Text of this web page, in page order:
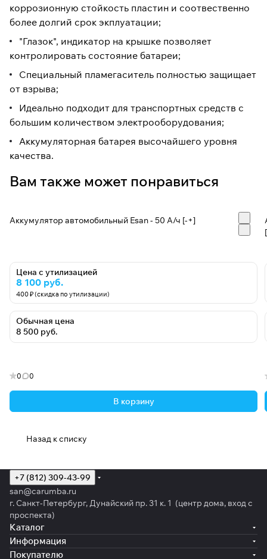
коррозионную стойкость пластин и соотвественно
более долгий срок экплуатации;
"Глазок", индикатор на крышке позволяет
контролировать состояние батареи;
Специальный пламегаситель полностью защищает
от взрыва;
Идеально подходит для транспортных средств с
большим количеством электрооборудования;
Аккумуляторная батарея высочайшего уровня
качества.
Вам также может понравиться
Аккумулятор автомобильный Esan - 50 А/ч [-+]
Цена с утилизацией
8 100 руб.
400 ₽ (скидка по утилизации)
Обычная цена
8 500 руб.
0 0
В корзину
Назад к списку
+7 (812) 309-43-99
san@carumba.ru
г. Санкт-Петербург, Дунайский пр. 31 к. 1 (центр дома, вход с
проспекта)
Каталог
Информация
Покупателю